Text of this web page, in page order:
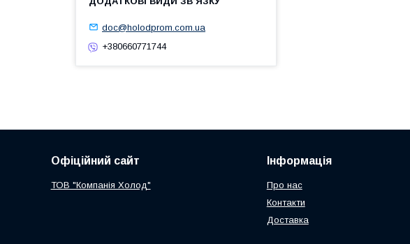
doc@holodprom.com.ua
+380660771744
Офіційний сайт
ТОВ "Компанія Холод"
Інформація
Про нас
Контакти
Доставка